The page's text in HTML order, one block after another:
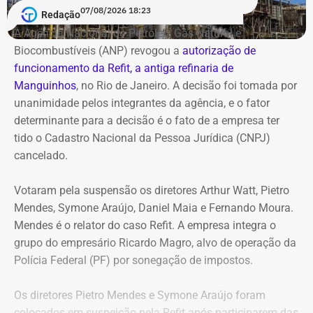
Antonio Rueda declara Mercedes de
R$ 2,35 milhões
Entre os bens declarados também estão um Mercedes-
Benz AMG G63, avaliado em R$ 2,35 milhões, um
Volkswagen Passat de R$ 115 mil, R$ 709 mil em “bens
móveis de uso pessoal” e R$ 35 mil em dinheiro em
espécie.
Redação07/08/2026 18:23
A Agência Nacional do Petróleo, Gás Natural e
Biocombustíveis (ANP) revogou a autorização de
funcionamento da Refit, a antiga refinaria de
Manguinhos, no Rio de Janeiro. A decisão foi tomada por
unanimidade pelos integrantes da agência, e o fator
determinante para a decisão é o fato de a empresa ter
tido o Cadastro Nacional da Pessoa Jurídica (CNPJ)
cancelado.
Votaram pela suspensão os diretores Arthur Watt, Pietro
Mendes, Symone Araújo, Daniel Maia e Fernando Moura.
Mendes é o relator do caso Refit. A empresa integra o
grupo do empresário Ricardo Magro, alvo de operação da
Polícia Federal (PF) por sonegação de impostos.
Os diretores Pietro Mendes e Symone Araújo foram